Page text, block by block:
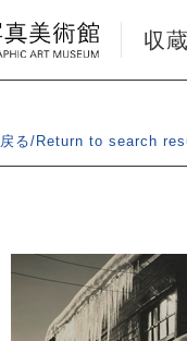
収
る/Return to search